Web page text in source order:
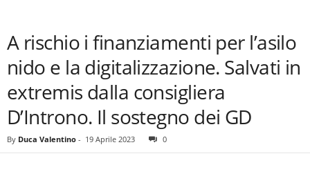
A rischio i finanziamenti per l’asilo
nido e la digitalizzazione. Salvati in
extremis dalla consigliera
D’Introno. Il sostegno dei GD
By Duca Valentino - 19 Aprile 2023 0